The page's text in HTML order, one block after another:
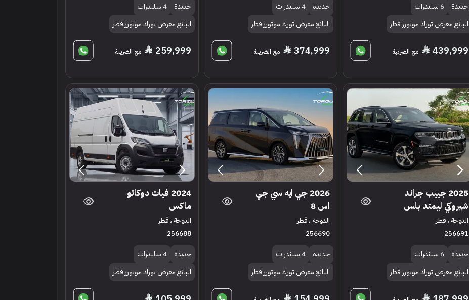
جديدة
6 سلندرات
البائع معرض تورك موتورز قطر
439,999 مع الضريبة
جديدة
4 سلندرات
البائع معرض تورك موتورز قطر
374,999 مع الضريبة
جديدة
4 سلندرات
البائع معرض تورك موتورز قطر
259,999 مع الضريبة
2025 جييب جراند
شيروكي ليمتد بلس
الدوحة ، قطر
256691
جديدة
6 سلندرات
البائع معرض تورك موتورز قطر
2026 جي ايه سي جي
اس 8
الدوحة ، قطر
256690
جديدة
4 سلندرات
البائع معرض تورك موتورز قطر
2024 فيات دوكاتو
ماكس
الدوحة ، قطر
256688
جديدة
4 سلندرات
البائع معرض تورك موتورز قطر